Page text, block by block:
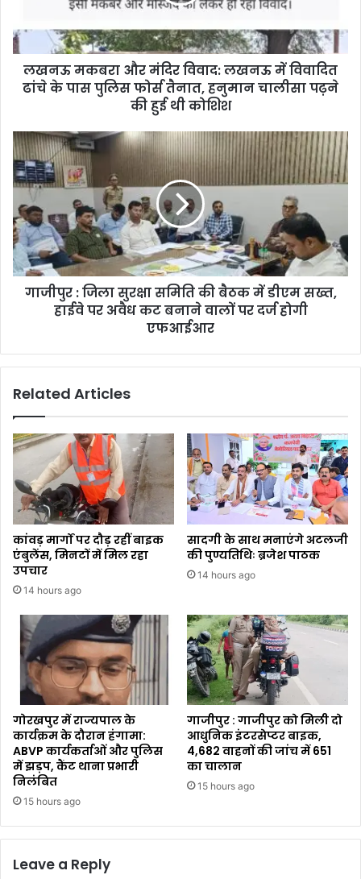
लखनऊ मकबरा और मंदिर विवाद: लखनऊ में विवादित
ढांचे के पास पुलिस फोर्स तैनात, हनुमान चालीसा पढ़ने
की हुई थी कोशिश
गाजीपुर : जिला सुरक्षा समिति की बैठक में डीएम सख्त,
हाईवे पर अवैध कट बनाने वालों पर दर्ज होगी
एफआईआर
Related Articles
कांवड़ मार्गों पर दौड़ रहीं बाइक
एंबुलेंस, मिनटों में मिल रहा
उपचार
14 hours ago
सादगी के साथ मनाएंगे अटलजी
की पुण्यतिथिः ब्रजेश पाठक
14 hours ago
गोरखपुर में राज्यपाल के
कार्यक्रम के दौरान हंगामा:
ABVP कार्यकर्ताओं और पुलिस
में झड़प, कैंट थाना प्रभारी
निलंबित
15 hours ago
गाजीपुर : गाजीपुर को मिली दो
आधुनिक इंटरसेप्टर बाइक,
4,682 वाहनों की जांच में 651
का चालान
15 hours ago
Leave a Reply